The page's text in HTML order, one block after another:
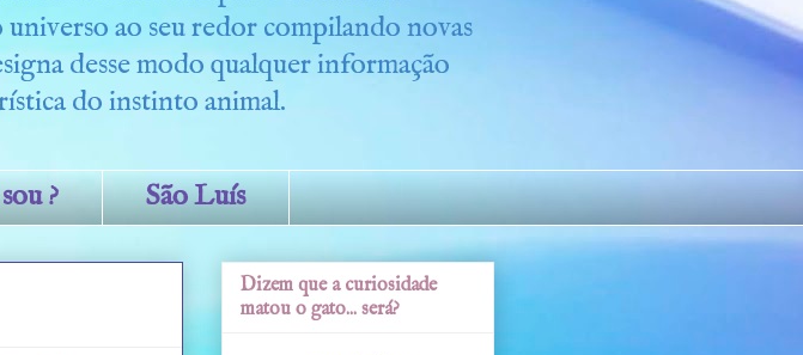
ao seu redor compilando novas
desse modo qualquer informação
do instinto animal.
? São Luís
Dizem que a curiosidade
matou o gato... será?